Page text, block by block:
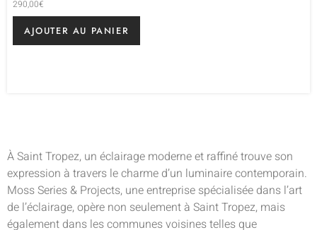
290,00€
AJOUTER AU PANIER
À Saint Tropez, un éclairage moderne et raffiné trouve son
expression à travers le charme d’un luminaire contemporain.
Moss Series & Projects, une entreprise spécialisée dans l’art
de l’éclairage, opère non seulement à Saint Tropez, mais
également dans les communes voisines telles que